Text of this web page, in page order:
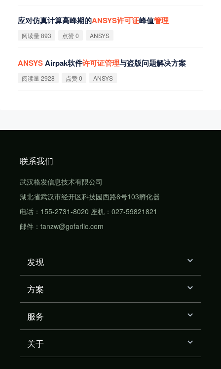
应对仿真计算高峰期的ANSYS许可证峰值管理
阅读量 893 点赞 0 ANSYS
ANSYSAirpak软件许可证管理与盗版问题解决方案
阅读量 2928 点赞 0 ANSYS
联系我们
武汉格发信息技术有限公司
湖北省武汉市经开区科技园西路6号103孵化器
电话：155-2731-8020 座机：027-59821821
邮件：tanzw@gofarlic.com
发现
方案
服务
关于